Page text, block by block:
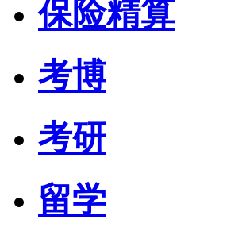
保险精算
考博
考研
留学